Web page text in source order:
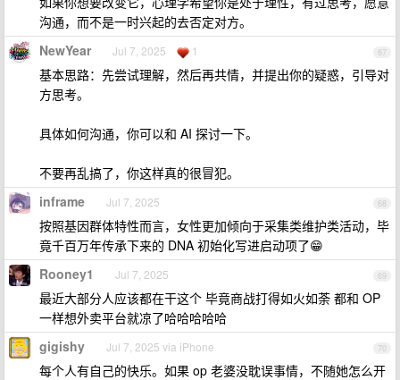
沟通，而不是一时兴起的去否定对方。
67
NewYear Jul 7, 2025 1
基本思路：先尝试理解，然后再共情，并提出你的疑惑，引导对
方思考。
具体如何沟通，你可以和 AI 探讨一下。
不要再乱搞了，你这样真的很冒犯。
68
inframe Jul 7, 2025
按照基因群体特性而言，女性更加倾向于采集类维护类活动，毕
竟千百万年传承下来的 DNA 初始化写进启动项了😁
69
Rooney1 Jul 7, 2025
最近大部分人应该都在干这个 毕竟商战打得如火如荼 都和 OP
一样想外卖平台就凉了哈哈哈哈哈
70
gigishy Jul 7, 2025 via iPhone
每个人有自己的快乐。如果 op 老婆没耽误事情，不随她怎么开